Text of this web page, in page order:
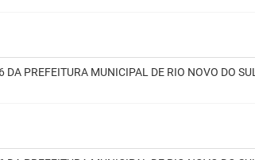
PREFEITURA MUNICIPAL DE RIO NOVO DO SUL